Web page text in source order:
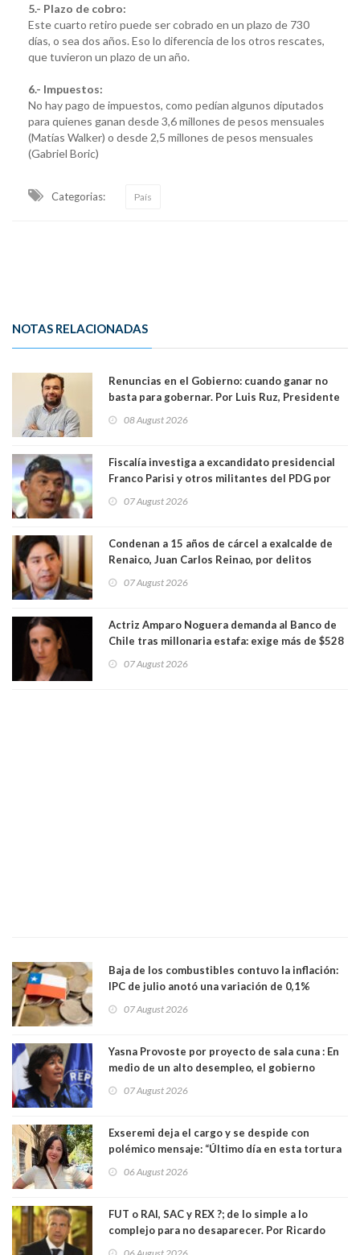
5.- Plazo de cobro:
Este cuarto retiro puede ser cobrado en un plazo de 730
días, o sea dos años. Eso lo diferencia de los otros rescates,
que tuvieron un plazo de un año.
6.- Impuestos:
No hay pago de impuestos, como pedían algunos diputados
para quienes ganan desde 3,6 millones de pesos mensuales
(Matías Walker) o desde 2,5 millones de pesos mensuales
(Gabriel Boric)
Categorias: País
NOTAS RELACIONADAS
Renuncias en el Gobierno: cuando ganar no
basta para gobernar. Por Luis Ruz, Presidente
08 August 2026
Fiscalía investiga a excandidato presidencial
Franco Parisi y otros militantes del PDG por
07 August 2026
Condenan a 15 años de cárcel a exalcalde de
Renaico, Juan Carlos Reinao, por delitos
07 August 2026
Actriz Amparo Noguera demanda al Banco de
Chile tras millonaria estafa: exige más de $528
07 August 2026
Baja de los combustibles contuvo la inflación:
IPC de julio anotó una variación de 0,1%
07 August 2026
Yasna Provoste por proyecto de sala cuna : En
medio de un alto desempleo, el gobierno
07 August 2026
Exseremi deja el cargo y se despide con
polémico mensaje: “Último día en esta tortura
06 August 2026
FUT o RAI, SAC y REX ?; de lo simple a lo
complejo para no desaparecer. Por Ricardo